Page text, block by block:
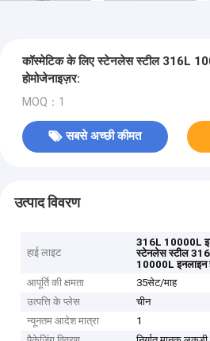
कॉस्मेटिक के लिए स्टेनलेस स्टील 316L
होमोजेनाइज़र:
MOQ：1
सबसे अच्छी कीमत
उत्पाद विवरण
हाई लाइट
316L 10000L
स्टेनलेस स्टील
10000L इनलाइन
आपूर्ति की क्षमता
35सेट/माह
उत्पत्ति के प्लेस
चीन
न्यूनतम आदेश मात्रा
1